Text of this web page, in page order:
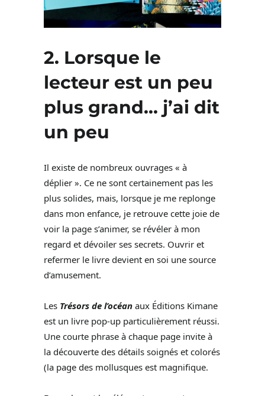
2. Lorsque le
lecteur est un peu
plus grand… j’ai dit
un peu
Il existe de nombreux ouvrages « à
déplier ». Ce ne sont certainement pas les
plus solides, mais, lorsque je me replonge
dans mon enfance, je retrouve cette joie de
voir la page s’animer, se révéler à mon
regard et dévoiler ses secrets. Ouvrir et
refermer le livre devient en soi une source
d’amusement.
Les Trésors de l’océan aux Éditions Kimane
est un livre pop-up particulièrement réussi.
Une courte phrase à chaque page invite à
la découverte des détails soignés et colorés
(la page des mollusques est magnifique.